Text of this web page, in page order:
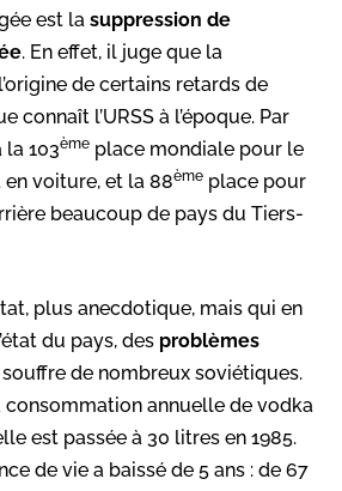
est la suppression de
. En effet, il juge que la
de certains retards de
connaît l’URSS à l’époque. Par
la 103ème place mondiale pour le
en voiture, et la 88ème place pour
beaucoup de pays du Tiers-
plus anecdotique, mais qui en
du pays, des problèmes
de nombreux soviétiques.
consommation annuelle de vodka
est passée à 30 litres en 1985.
de vie a baissé de 5 ans : de 67